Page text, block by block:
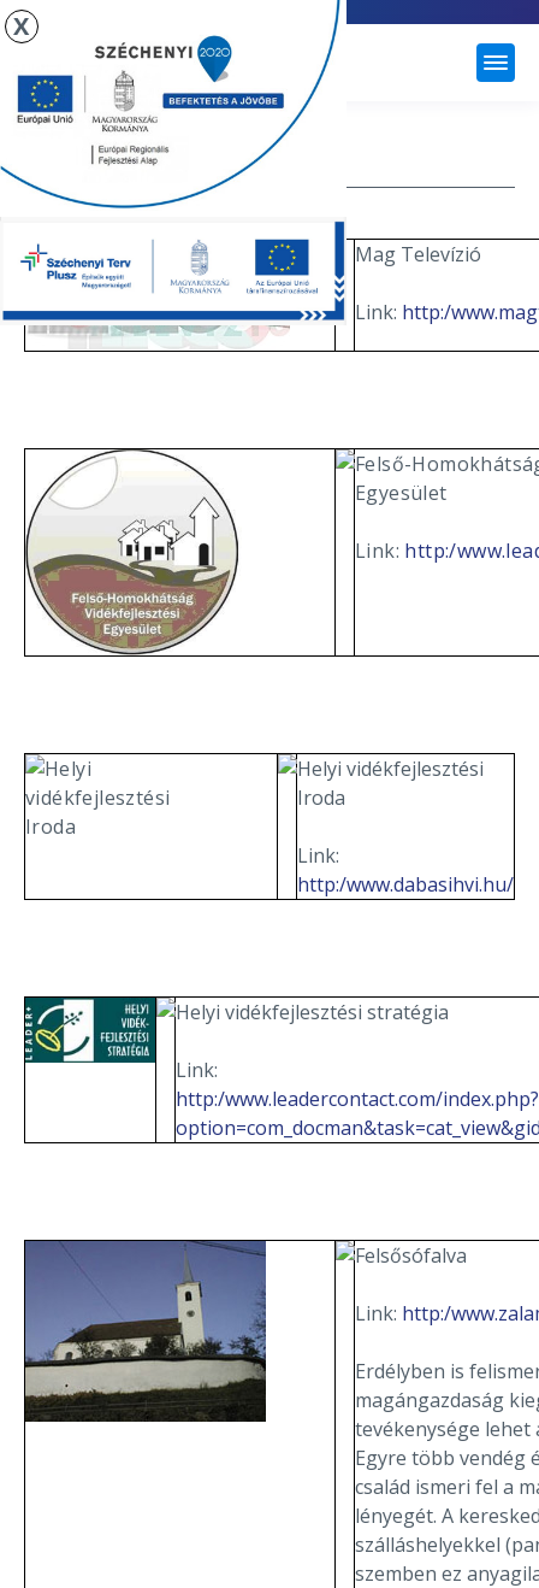
ÚJHARTYÁN
LINKTÁR
Mag Televízió
Link: http:/
Felső-
Egyesület
Link: http:/
Helyi vidékfejlesztési
Iroda
Link:
http:/www.dabasihvi.hu/
Helyi vidékfejlesztési stratégia
Link:
http:/www.leadercontact.com/index.php?
Felsősófalva
Link: http:/
Erdélyben is
magángazdaság
tevékenysége lehet
Egyre több vendég
család ismeri fel a
lényegét. A
szálláshelyekkel
szemben ez
X